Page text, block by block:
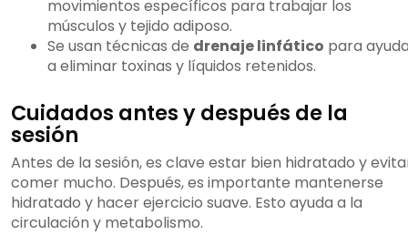
movimientos específicos para trabajar los
músculos y tejido adiposo.
Se usan técnicas de drenaje linfático para
a eliminar toxinas y líquidos retenidos.
Cuidados antes y después de la
sesión
Antes de la sesión, es clave estar bien hidratado y
comer mucho. Después, es importante mantenerse
hidratado y hacer ejercicio suave. Esto ayuda a la
circulación y metabolismo.